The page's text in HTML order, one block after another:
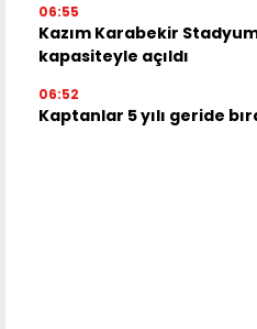
06:55
Kazım Karabekir
kapasiteyle açıldı
06:52
Kaptanlar 5 yılı geride